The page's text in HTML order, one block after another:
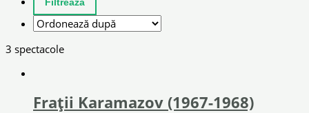
3 spectacole
Fraţii Karamazov (1967-1968)